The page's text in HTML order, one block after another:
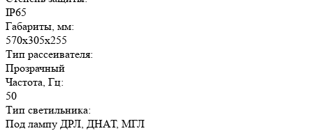
IP65
Габариты, мм:
570х305х255
Тип рассеивателя:
Прозрачный
Частота, Гц:
50
Тип светильника:
Под лампу ДРЛ, ДНАТ, МГЛ